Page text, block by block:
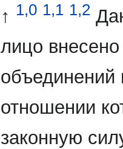
↑ 1,0 1,1 1,2
лицо
объединений
отношении
законную